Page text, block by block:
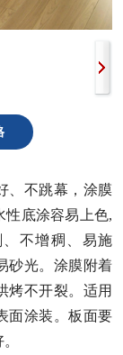
不跳幕，涂膜
性底涂容易上色,
不增稠、易施
砂光。涂膜附着
烤不开裂。适用
面涂装。板面要